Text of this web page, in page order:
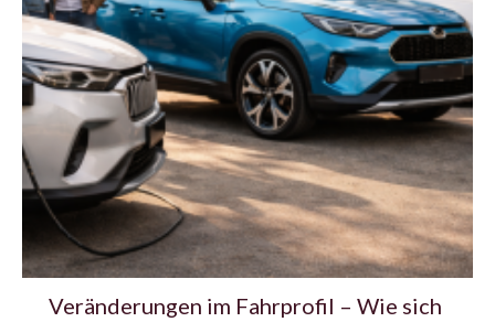
Veränderungen im Fahrprofil – Wie sich